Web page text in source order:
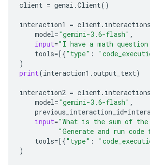
client = genai .Client()
interaction1 = client. interactions
model="gemini-3.6-flash" ,
input="I have a math
tools=[{"type" :
)
print(interaction1 .output_text)
interaction2 = client. interactions
model="gemini-3.6-flash" ,
previous_interaction_id=
input="What is the sum of
"Generate and run
tools=[{"type" :
)